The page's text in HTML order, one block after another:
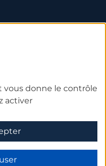
vous donne le contrôle
activer